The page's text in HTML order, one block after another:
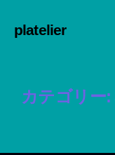
platelier
カテゴリー: